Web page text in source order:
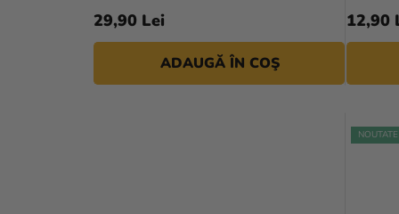
29,90 Lei
ADAUGĂ ÎN COŞ
12,90
NOUTATE